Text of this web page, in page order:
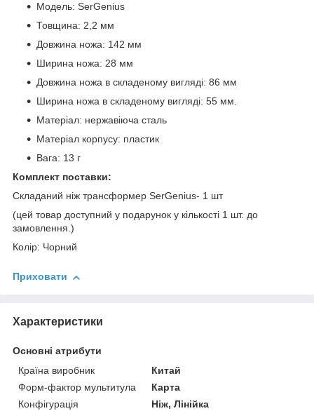
Модель: SerGenius
Товщина: 2,2 мм
Довжина ножа: 142 мм
Ширина ножа: 28 мм
Довжина ножа в складеному вигляді: 86 мм
Ширина ножа в складеному вигляді: 55 мм.
Матеріал: нержавіюча сталь
Матеріал корпусу: пластик
Вага: 13 г
Комплект поставки:
Складаний ніж трансформер SerGenius- 1 шт
(цей товар доступний у подарунок у кількості 1 шт. до
замовлення.)
Колір: Чорний
Приховати
Характеристики
Основні атрибути
Країна виробник
Китай
Форм-фактор мультитула
Карта
Конфігурація
Ніж, Лінійка